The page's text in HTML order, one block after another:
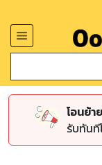
โอนย้า
รับทัน